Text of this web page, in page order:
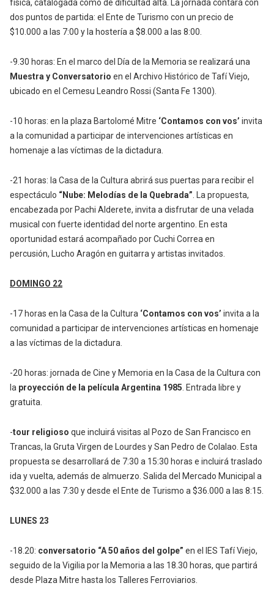
física, catalogada como de dificultad alta. La jornada contará con
dos puntos de partida: el Ente de Turismo con un precio de
$10.000 a las 7:00 y la hostería a $8.000 a las 8:00.
-9.30 horas: En el marco del Día de la Memoria se realizará una
Muestra y Conversatorio en el Archivo Histórico de Tafí Viejo,
ubicado en el Cemesu Leandro Rossi (Santa Fe 1300).
-10 horas: en la plaza Bartolomé Mitre ‘Contamos con vos’ invita
a la comunidad a participar de intervenciones artísticas en
homenaje a las víctimas de la dictadura.
-21 horas: la Casa de la Cultura abrirá sus puertas para recibir el
espectáculo “Nube: Melodías de la Quebrada”. La propuesta,
encabezada por Pachi Alderete, invita a disfrutar de una velada
musical con fuerte identidad del norte argentino. En esta
oportunidad estará acompañado por Cuchi Correa en
percusión, Lucho Aragón en guitarra y artistas invitados.
DOMINGO 22
-17 horas en la Casa de la Cultura ‘Contamos con vos’ invita a la
comunidad a participar de intervenciones artísticas en homenaje
a las víctimas de la dictadura.
-20 horas: jornada de Cine y Memoria en la Casa de la Cultura con
la proyección de la película Argentina 1985. Entrada libre y
gratuita.
-tour religioso que incluirá visitas al Pozo de San Francisco en
Trancas, la Gruta Virgen de Lourdes y San Pedro de Colalao. Esta
propuesta se desarrollará de 7:30 a 15:30 horas e incluirá traslado
ida y vuelta, además de almuerzo. Salida del Mercado Municipal a
$32.000 a las 7:30 y desde el Ente de Turismo a $36.000 a las 8:15.
LUNES 23
-18.20: conversatorio “A 50 años del golpe” en el IES Tafí Viejo,
seguido de la Vigilia por la Memoria a las 18.30 horas, que partirá
desde Plaza Mitre hasta los Talleres Ferroviarios.